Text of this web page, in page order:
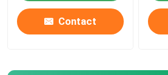
Contact